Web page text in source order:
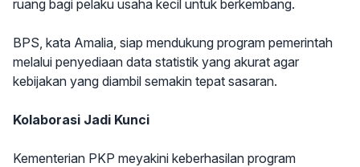
ruang bagi pelaku usaha kecil untuk berkembang.
BPS, kata Amalia, siap mendukung program pemerintah
melalui penyediaan data statistik yang akurat agar
kebijakan yang diambil semakin tepat sasaran.
Kolaborasi Jadi Kunci
Kementerian PKP meyakini keberhasilan program